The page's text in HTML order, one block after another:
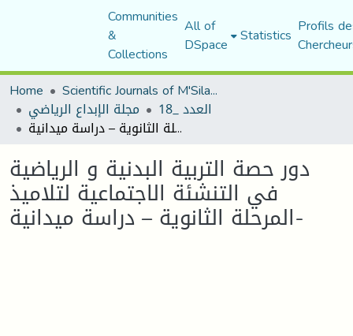
Communities
&
Collections
All of
DSpace Statistics Profils
Home
Scientific Journals of M'Sila University
مجلة الإبداع الرياضي العدد _18
دور حصة التربية البدنية و الرياضية في التنشئة الاجتماعية لتلاميذ المرحلة الثانوية – دراسة ميدانية-
دور حصة التربية البدنية و الرياضية
في التنشئة الاجتماعية لتلاميذ
المرحلة الثانوية – دراسة ميدانية-